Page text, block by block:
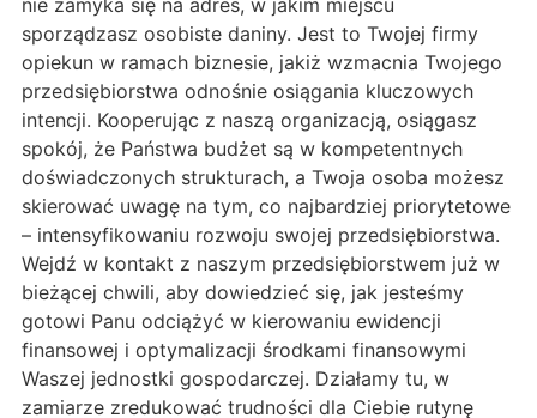
nie zamyka się na adres, w jakim miejscu
sporządzasz osobiste daniny. Jest to Twojej firmy
opiekun w ramach biznesie, jakiż wzmacnia Twojego
przedsiębiorstwa odnośnie osiągania kluczowych
intencji. Kooperując z naszą organizacją, osiągasz
spokój, że Państwa budżet są w kompetentnych
doświadczonych strukturach, a Twoja osoba możesz
skierować uwagę na tym, co najbardziej priorytetowe
– intensyfikowaniu rozwoju swojej przedsiębiorstwa.
Wejdź w kontakt z naszym przedsiębiorstwem już w
bieżącej chwili, aby dowiedzieć się, jak jesteśmy
gotowi Panu odciążyć w kierowaniu ewidencji
finansowej i optymalizacji środkami finansowymi
Waszej jednostki gospodarczej. Działamy tu, w
zamiarze zredukować trudności dla Ciebie rutynę